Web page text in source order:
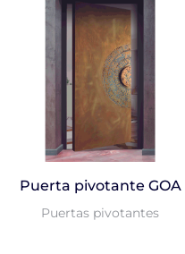
Puerta pivotante GOA
Puertas pivotantes